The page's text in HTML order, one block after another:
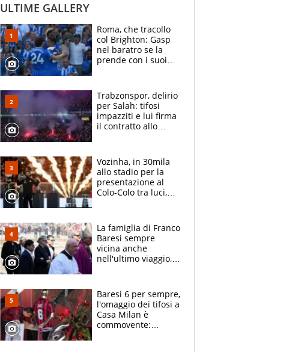
ULTIME GALLERY
Roma, che tracollo
col Brighton: Gasp
nel baratro se la
prende con i suoi
Trabzonspor, delirio
per Salah: tifosi
impazziti e lui firma
il contratto allo
Vozinha, in 30mila
allo stadio per la
presentazione al
Colo-Colo tra luci,
La famiglia di Franco
Baresi sempre
vicina anche
nell'ultimo viaggio,
circondati
dall'affetto dei tifosi
Baresi 6 per sempre,
l'omaggio dei tifosi a
Casa Milan è
commovente: